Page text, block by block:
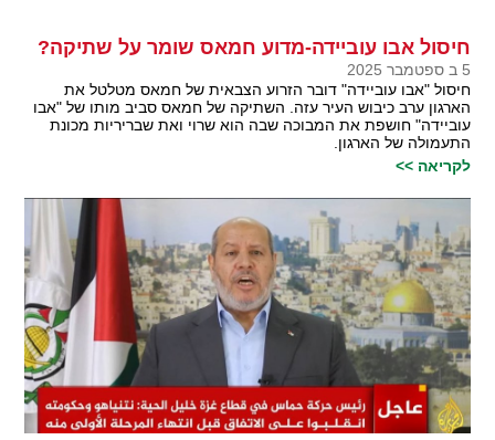
חיסול אבו עוביידה-מדוע חמאס שומר על שתיקה?
5 ב ספטמבר 2025
חיסול "אבו עוביידה" דובר הזרוע הצבאית של חמאס מטלטל את
הארגון ערב כיבוש העיר עזה. השתיקה של חמאס סביב מותו של "אבו
עוביידה" חושפת את המבוכה שבה הוא שרוי ואת שבריריות מכונת
התעמולה של הארגון.
לקריאה >>